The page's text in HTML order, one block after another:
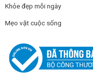
Khỏe đẹp mỗi ngày
Mẹo vặt cuộc sống